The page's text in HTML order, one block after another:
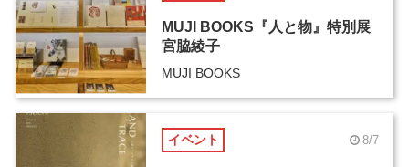
MUJI BOOKS『人と物』特別展
宮脇綾子
MUJI BOOKS
イベント 8/7